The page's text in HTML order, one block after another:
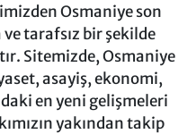
Osmaniye son
tarafsız bir şekilde
Sitemizde, Osmaniye
asayiş, ekonomi,
en yeni gelişmeleri
yakından takip